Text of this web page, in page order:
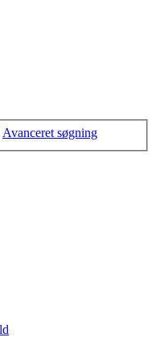
Avanceret søgning